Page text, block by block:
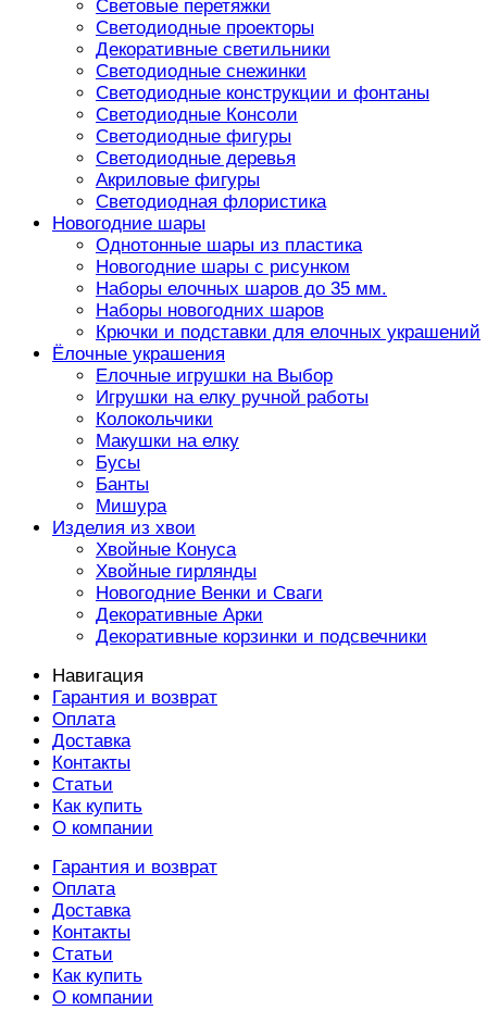
Световые перетяжки
Светодиодные проекторы
Декоративные светильники
Светодиодные снежинки
Светодиодные конструкции и фонтаны
Светодиодные Консоли
Светодиодные фигуры
Светодиодные деревья
Акриловые фигуры
Светодиодная флористика
Новогодние шары
Однотонные шары из пластика
Новогодние шары с рисунком
Наборы елочных шаров до 35 мм.
Наборы новогодних шаров
Крючки и подставки для елочных украшений
Ёлочные украшения
Елочные игрушки на Выбор
Игрушки на елку ручной работы
Колокольчики
Макушки на елку
Бусы
Банты
Мишура
Изделия из хвои
Хвойные Конуса
Хвойные гирлянды
Новогодние Венки и Сваги
Декоративные Арки
Декоративные корзинки и подсвечники
Навигация
Гарантия и возврат
Оплата
Доставка
Контакты
Статьи
Как купить
О компании
Гарантия и возврат
Оплата
Доставка
Контакты
Статьи
Как купить
О компании